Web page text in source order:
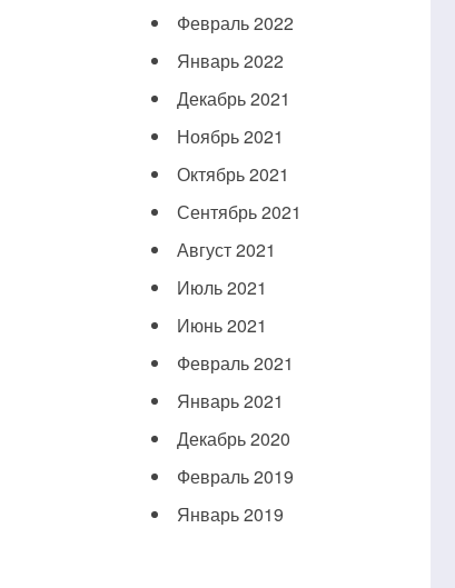
Февраль 2022
Январь 2022
Декабрь 2021
Ноябрь 2021
Октябрь 2021
Сентябрь 2021
Август 2021
Июль 2021
Июнь 2021
Февраль 2021
Январь 2021
Декабрь 2020
Февраль 2019
Январь 2019